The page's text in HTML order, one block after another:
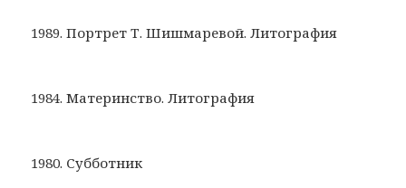
1989. Портрет Т. Шишмаревой. Литография
1984. Материнство. Литография
1980. Субботник